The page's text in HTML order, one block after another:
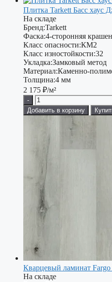
Плитка Tarkett Басс хаус
На складе
Бренд:Tarkett
Фаска:4-сторонняя
Класс опасности:КМ2
Класс изностойкости:32
Укладка:Замковый метод
Материал:Каменно-
Толщина:4 мм
2 175 ₽/м²
-
Добавить в корзину
Кварцевый ламинат
На складе